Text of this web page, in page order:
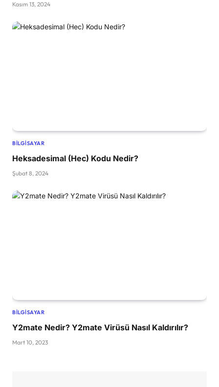
Kasım 13, 2024
BILGISAYAR
Heksadesimal (Hec) Kodu Nedir?
Şubat 8, 2024
BILGISAYAR
Y2mate Nedir? Y2mate Virüsü Nasıl Kaldırılır?
Mart 10, 2023